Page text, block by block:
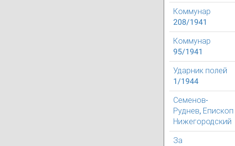
Коммунар
208/1941
Коммунар
95/1941
Ударник полей
1/1944
Семенов-
Руднев, Епископ
Нижегородский
За